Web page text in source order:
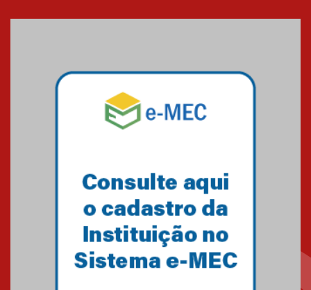
Mackenzie mobiliza campanha
solidária para apoiar famílias em
Minas Gerais
Primeiro culto do ano ressalta o
27.02.2026